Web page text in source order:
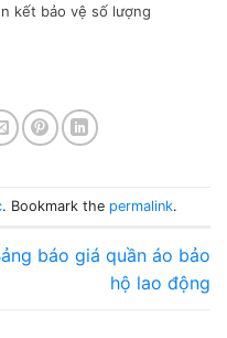
kết bảo vệ số lượng
. Bookmark the permalink.
báo giá quần áo bảo
hộ lao động